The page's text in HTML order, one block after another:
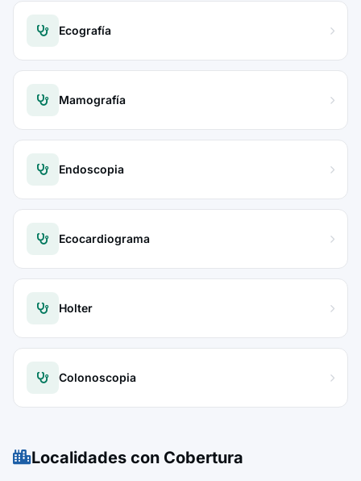
Ecografía
Mamografía
Endoscopia
Ecocardiograma
Holter
Colonoscopia
Localidades con Cobertura